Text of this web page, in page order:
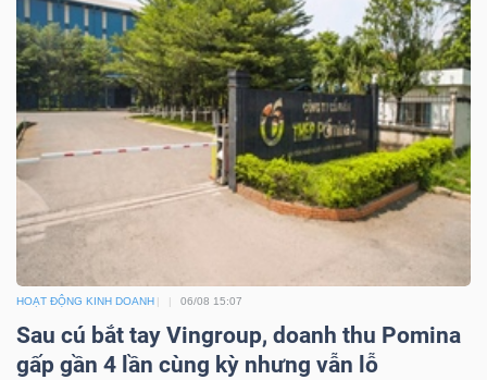
HOẠT ĐỘNG KINH DOANH 06/08 15:07
Sau cú bắt tay Vingroup, doanh thu Pomina
gấp gần 4 lần cùng kỳ nhưng vẫn lỗ